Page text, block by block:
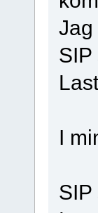
Jag
I
SIP